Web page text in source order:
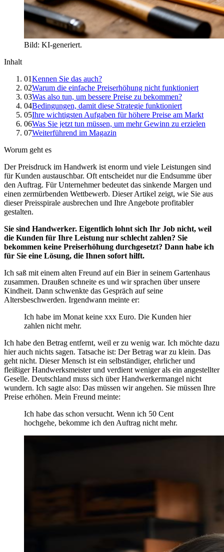
Bild: KI-generiert.
Inhalt
01Kennen Sie das auch?
02Warum die einfache Preiserhöhung nicht funktioniert
03Was also tun, um bessere Preise zu bekommen?
04Bedingungen, damit diese Strategie funktioniert
05Ihre wichtigsten Aufgaben für höhere Preise am Markt
06Was Sie jetzt tun müssen, um mehr Gewinn zu erzielen
07Weiterführend im Magazin
Worum geht es
Der Preisdruck im Handwerk ist enorm und viele Leistungen sind
für Kunden austauschbar. Oft entscheidet nur die Endsumme über
den Auftrag. Für Unternehmer bedeutet das sinkende Margen und
einen zermürbenden Wettbewerb. Dieser Artikel zeigt, wie Sie aus
dieser Preisspirale ausbrechen und Ihre Angebote profitabler
gestalten.
Sie sind Handwerker. Eigentlich lohnt sich Ihr Job nicht, weil
die Kunden für Ihre Leistung nur schlecht zahlen? Sie
bekommen keine Preiserhöhung durchgesetzt? Dann habe ich
für Sie eine Lösung, die Ihnen sofort hilft.
Ich saß mit einem alten Freund auf ein Bier in seinem Gartenhaus
zusammen. Draußen schneite es und wir sprachen über unsere
Kindheit. Dann schwenkte das Gespräch auf seine
Altersbeschwerden. Irgendwann meinte er:
Ich habe im Monat keine xxx Euro. Die Kunden hier
zahlen nicht mehr.
Ich habe den Betrag entfernt, weil er zu wenig war. Ich möchte dazu
hier auch nichts sagen. Tatsache ist: Der Betrag war zu klein. Das
geht nicht. Dieser Mensch ist ein selbständiger, ehrlicher und
fleißiger Handwerksmeister und verdient weniger als ein angestellter
Geselle. Deutschland muss sich über Handwerkermangel nicht
wundern. Ich sagte also: Das müssen wir angehen. Sie müssen Ihre
Preise erhöhen. Mein Freund meinte:
Ich habe das schon versucht. Wenn ich 50 Cent
hochgehe, bekomme ich den Auftrag nicht mehr.